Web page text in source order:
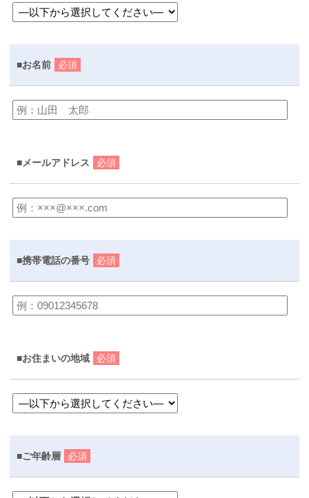
■お名前 必須
■メールアドレス 必須
■携帯電話の番号 必須
■お住まいの地域 必須
■ご年齢層 必須